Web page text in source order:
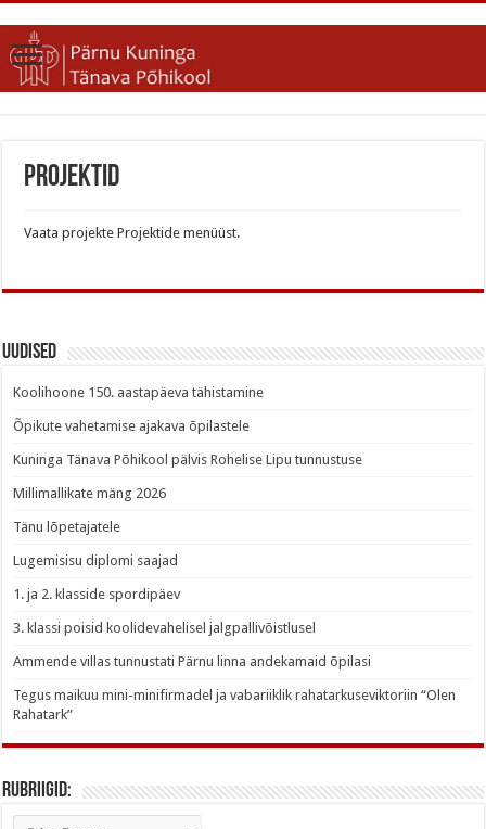
Projektid
Vaata projekte Projektide menüüst.
Uudised
Koolihoone 150. aastapäeva tähistamine
Õpikute vahetamise ajakava õpilastele
Kuninga Tänava Põhikool pälvis Rohelise Lipu tunnustuse
Millimallikate mäng 2026
Tänu lõpetajatele
Lugemisisu diplomi saajad
1. ja 2. klasside spordipäev
3. klassi poisid koolidevahelisel jalgpallivõistlusel
Ammende villas tunnustati Pärnu linna andekamaid õpilasi
Tegus maikuu mini-minifirmadel ja vabariiklik rahatarkuseviktoriin “Olen
Rahatark”
Rubriigid:
Rubriigid: